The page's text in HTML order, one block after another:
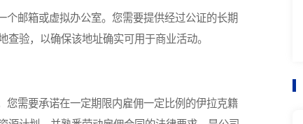
邮箱或虚拟办公室。您需要提供经过公证的长期
验，以确保该地址确实可用于商业活动。
需要承诺在一定期限内雇佣一定比例的伊拉克籍